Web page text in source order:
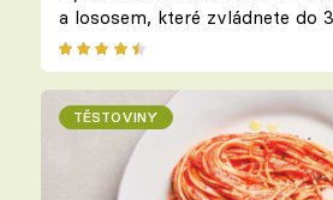
a lososem, které zvládnete do
TĚSTOVINY